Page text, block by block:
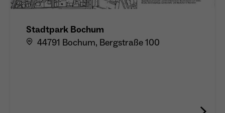
Stadtpark Bochum
44791 Bochum, Bergstraße 100